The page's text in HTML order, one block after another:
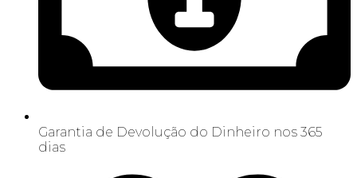
Garantia de Devolução do Dinheiro nos 365
dias